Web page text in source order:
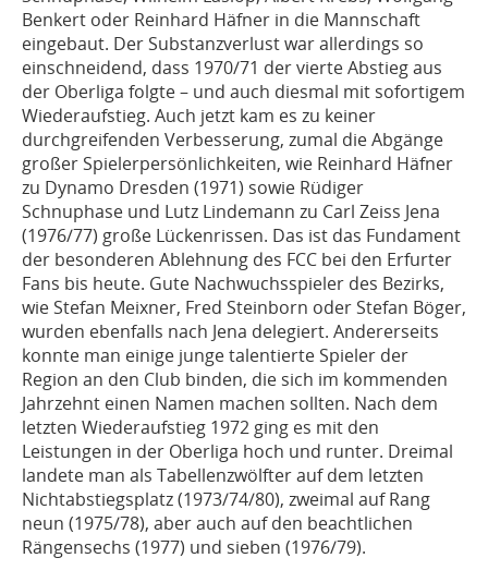
Benkert oder Reinhard Häfner in die Mannschaft
eingebaut. Der Substanzverlust war allerdings so
einschneidend, dass 1970/71 der vierte Abstieg aus
der Oberliga folgte – und auch diesmal mit sofortigem
Wiederaufstieg. Auch jetzt kam es zu keiner
durchgreifenden Verbesserung, zumal die Abgänge
großer Spielerpersönlichkeiten, wie Reinhard Häfner
zu Dynamo Dresden (1971) sowie Rüdiger
Schnuphase und Lutz Lindemann zu Carl Zeiss Jena
(1976/77) große Lückenrissen. Das ist das Fundament
der besonderen Ablehnung des FCC bei den Erfurter
Fans bis heute. Gute Nachwuchsspieler des Bezirks,
wie Stefan Meixner, Fred Steinborn oder Stefan Böger,
wurden ebenfalls nach Jena delegiert. Andererseits
konnte man einige junge talentierte Spieler der
Region an den Club binden, die sich im kommenden
Jahrzehnt einen Namen machen sollten. Nach dem
letzten Wiederaufstieg 1972 ging es mit den
Leistungen in der Oberliga hoch und runter. Dreimal
landete man als Tabellenzwölfter auf dem letzten
Nichtabstiegsplatz (1973/74/80), zweimal auf Rang
neun (1975/78), aber auch auf den beachtlichen
Rängensechs (1977) und sieben (1976/79).